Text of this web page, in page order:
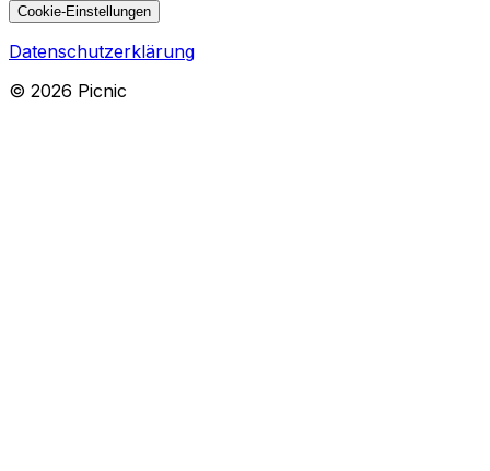
Cookie-Einstellungen
Datenschutzerklärung
© 2026 Picnic